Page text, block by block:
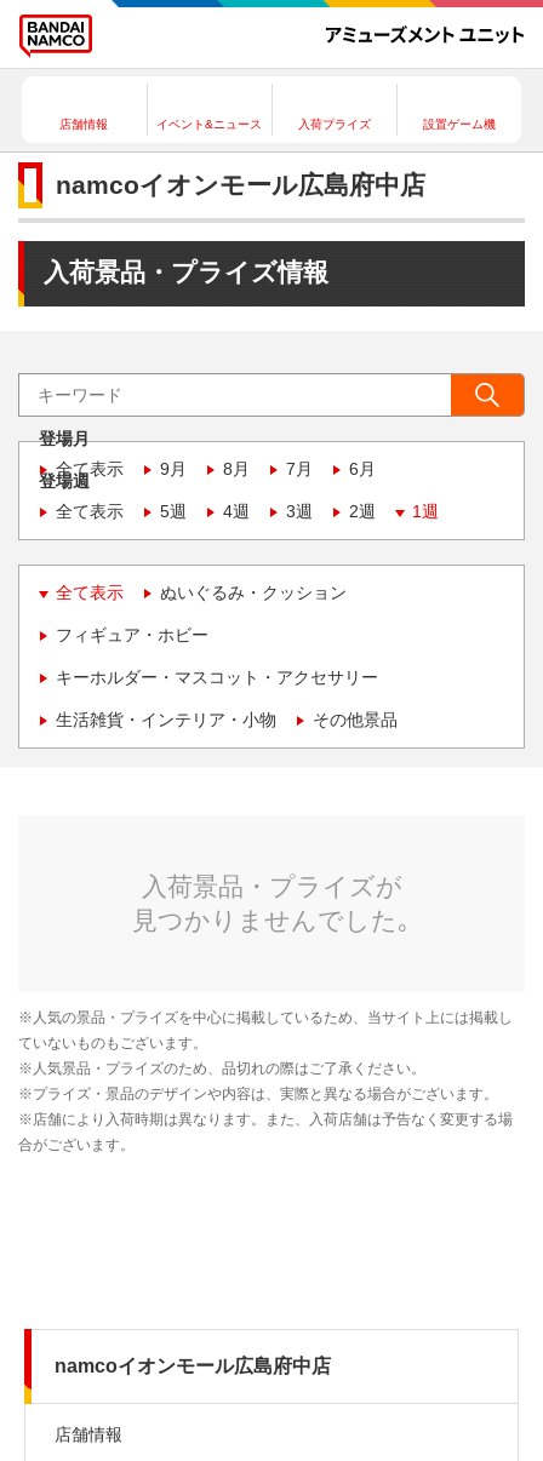
店舗情報 イベント&ニュース 入荷プライズ 設置ゲーム機
namcoイオンモール広島府中店
入荷景品・プライズ情報
登場月
全て表示
9月 8月 7月 6月
登場週
全て表示
5週 4週 3週 2週 1週
全て表示 ぬいぐるみ・クッション
フィギュア・ホビー
キーホルダー・マスコット・アクセサリー
生活雑貨・インテリア・小物 その他景品
namcoイオンモール広島府中店
店舗情報